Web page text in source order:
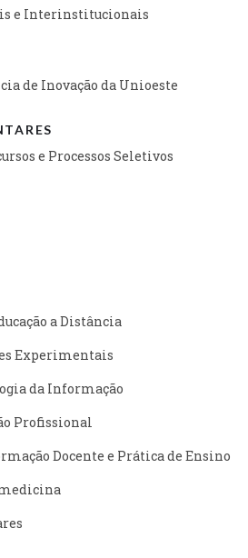
e Interinstitucionais
de Inovação da Unioeste
e Processos Seletivos
a Distância
Experimentais
da Informação
Profissional
Docente e Prática de Ensino